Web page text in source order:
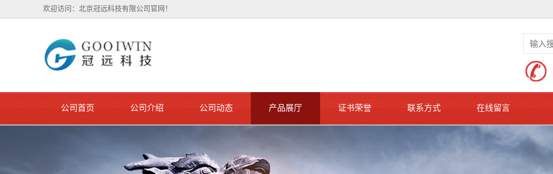
欢迎访问：北京冠远科技有限公司官网！
公司首页 公司介绍 公司动态 产品展厅 证书荣誉 联系方式 在线留言